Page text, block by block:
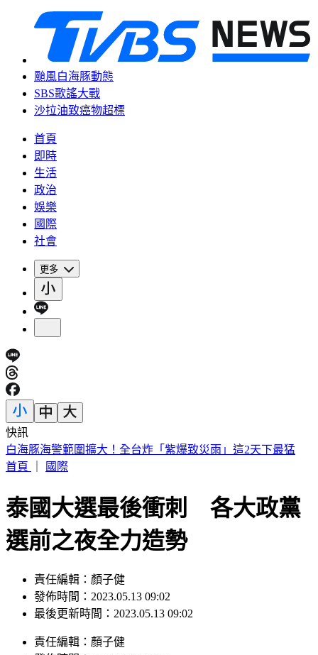
颱風白海豚動態
SBS歌謠大戰
沙拉油致癌物超標
首頁
即時
生活
政治
娛樂
國際
社會
更多
快訊
北市第3波油品抽驗！「2苦茶油」苯駢芘超標 已全面預防性
下架
泰國大選最後衝刺 各大政黨
選前之夜全力造勢
責任編輯：顏子健
發佈時間：2023.05.13 09:02